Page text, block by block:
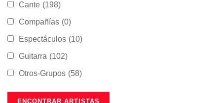
Cante (198)
Compañías (0)
Espectáculos (10)
Guitarra (102)
Otros-Grupos (58)